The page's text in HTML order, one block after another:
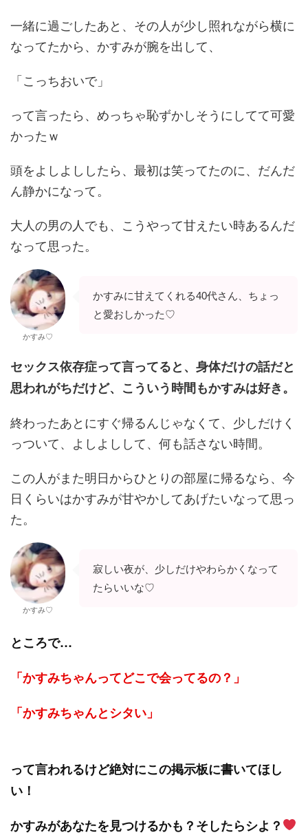
一緒に過ごしたあと、その人が少し照れながら横に
なってたから、かすみが腕を出して、
「こっちおいで」
って言ったら、めっちゃ恥ずかしそうにしてて可愛
かったｗ
頭をよしよししたら、最初は笑ってたのに、だんだ
ん静かになって。
大人の男の人でも、こうやって甘えたい時あるんだ
なって思った。
かすみ♡
かすみに甘えてくれる40代さん、ちょっ
と愛おしかった♡
セックス依存症って言ってると、身体だけの話だと
思われがちだけど、こういう時間もかすみは好き。
終わったあとにすぐ帰るんじゃなくて、少しだけく
っついて、よしよしして、何も話さない時間。
この人がまた明日からひとりの部屋に帰るなら、今
日くらいはかすみが甘やかしてあげたいなって思っ
た。
かすみ♡
寂しい夜が、少しだけやわらかくなって
たらいいな♡
ところで…
「かすみちゃんってどこで会ってるの？」
「かすみちゃんとシタい」
って言われるけど絶対にこの掲示板に書いてほし
い！
かすみがあなたを見つけるかも？そしたらシよ？